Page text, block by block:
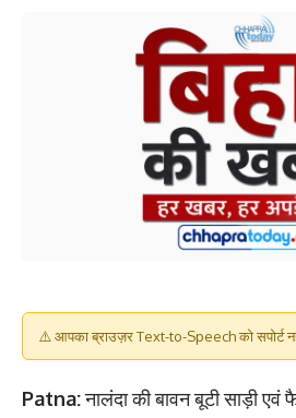
⚠️ आपका ब्राउज़र Text-to-Speech को सपोर्ट
Patna:नालंदा की बावन बूटी साड़ी एवं